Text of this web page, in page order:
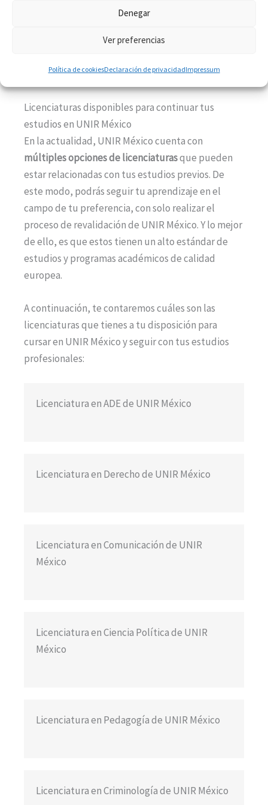
Denegar
Ver preferencias
Política de cookiesDeclaración de privacidadImpressum
Por último, tendrás que esperar por la
incluya en tu registro académico. Lo bueno
durante la espera.
Licenciaturas disponibles para continuar tus
estudios en UNIR México
En la actualidad, UNIR México cuenta con
múltiples opciones de licenciaturasque pueden
estar relacionadas con tus estudios previos. De
este modo, podrás seguir tu aprendizaje en el
campo de tu preferencia, con solo realizar el
proceso de revalidación de UNIR México. Y lo mejor
de ello, es que estos tienen un alto estándar de
estudios y programas académicos de calidad
europea.
A continuación, te contaremos cuáles son las
licenciaturas que tienes a tu disposición para
cursar en UNIR México y seguir con tus estudios
profesionales:
Licenciatura en ADE de UNIR México
Licenciatura en Derecho de UNIR México
Licenciatura en Comunicación de UNIR
México
Licenciatura en Ciencia Política de UNIR
México
Licenciatura en Pedagogía de UNIR México
Licenciatura en Criminología de UNIR México